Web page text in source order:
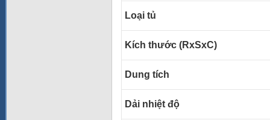
Loại tủ
Kích thước (RxSxC)
Dung tích
Dải nhiệt độ